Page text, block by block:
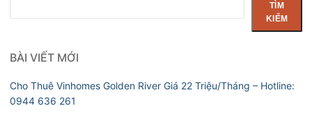
kiếm
TÌM
KIẾM
BÀI VIẾT MỚI
Cho Thuê Vinhomes Golden River Giá 22 Triệu/Tháng – Hotline:
0944 636 261